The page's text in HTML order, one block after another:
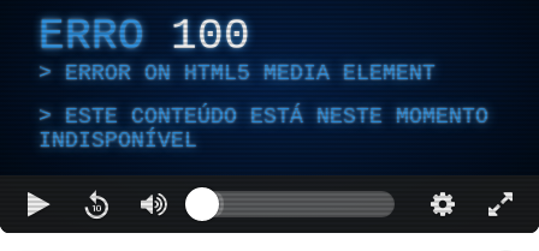
ERRO 100
ERROR ON HTML5 MEDIA ELEMENT
ESTE CONTEÚDO ESTÁ NESTE MOMENTO
INDISPONÍVEL